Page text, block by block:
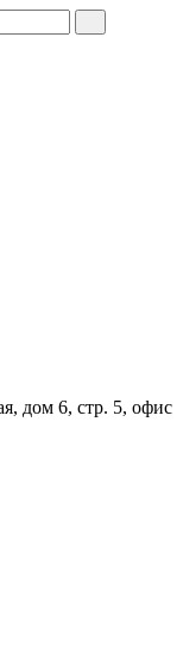
дом 6, стр. 5, офис